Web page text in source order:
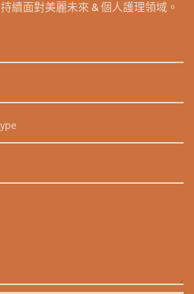
續面對美麗未來 & 個人護理領域。